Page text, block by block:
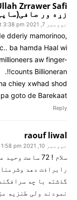
زړه ور
نوومبر 7, 2021 At 3:38 pm
dderiy mamorinoo,
ba hamda Haal wi.
aw finger-
counts Billioneran!!.
xwhad shod???
goto de Barekaat.
Reply
raouf liwal
نوومبر 10, 2021 At 1:58 pm
سلام ! 72
رابراۀت دهد
گذشته با چه
نمودند ولی طنزیه